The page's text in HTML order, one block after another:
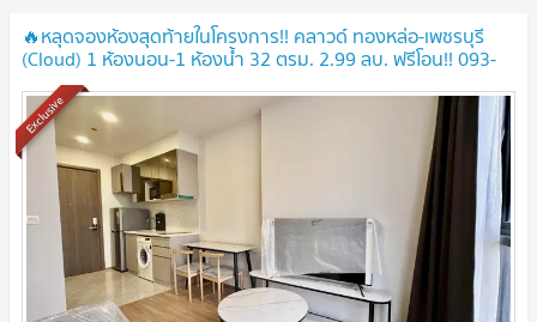
🔥หลุดจองห้องสุดท้ายในโครงการ!! คลาวด์ ทองหล่อ-เพชรบุรี
(Cloud) 1 ห้องนอน-1 ห้องน้ำ 32 ตรม. 2.99 ลบ. ฟรีโอน!! 093-
615-5959
Exclusive